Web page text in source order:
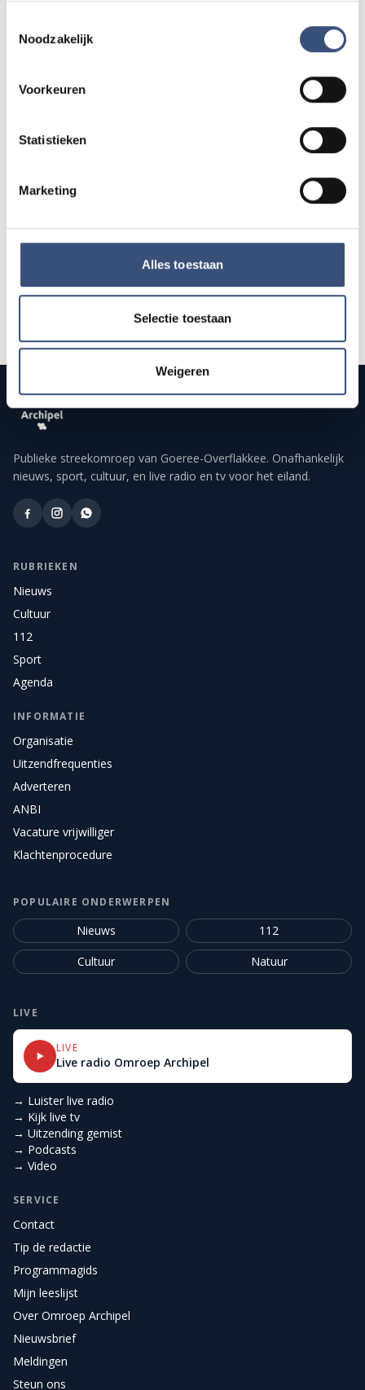
Noodzakelijk
Voorkeuren
Statistieken
Marketing
Alles toestaan
Selectie toestaan
Weigeren
WO
Kinderdagen bij RTM-trammuseum in
DO Hippie Beach Day markt bij Houten Kaap
Publieke streekomroep van Goeree-Overflakkee. Onafhankelijk
nieuws, sport, cultuur, en live radio en tv voor het eiland.
RUBRIEKEN
Nieuws
Cultuur
112
Sport
Agenda
INFORMATIE
Organisatie
Uitzendfrequenties
Adverteren
ANBI
Vacature vrijwilliger
Klachtenprocedure
POPULAIRE ONDERWERPEN
Nieuws
112
Cultuur
Natuur
LIVE
LIVE
Live radio Omroep Archipel
→ Luister live radio
→ Kijk live tv
→ Uitzending gemist
→ Podcasts
→ Video
SERVICE
Contact
Tip de redactie
Programmagids
Mijn leeslijst
Over Omroep Archipel
Nieuwsbrief
Meldingen
Steun ons